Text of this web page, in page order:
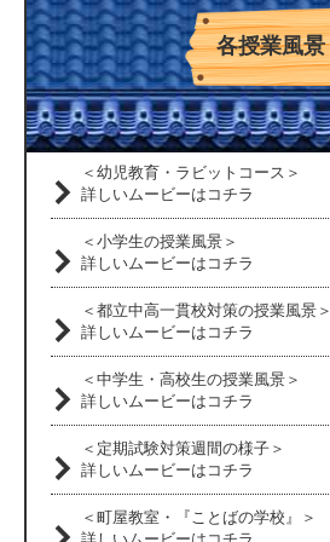
各授業風景
＜幼児教育・ラビットコース＞
詳しいムービーはコチラ
＜小学生の授業風景＞
詳しいムービーはコチラ
＜都立中高一貫校対策の授業風景＞
詳しいムービーはコチラ
＜中学生・高校生の授業風景＞
詳しいムービーはコチラ
＜定期試験対策週間の様子＞
詳しいムービーはコチラ
＜町屋教室・『ことばの学校』＞